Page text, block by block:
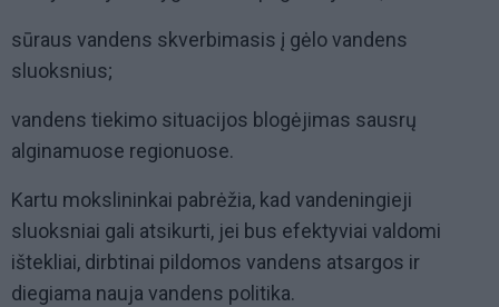
sūraus vandens skverbimasis į gėlo vandens
sluoksnius;
vandens tiekimo situacijos blogėjimas sausrų
alginamuose regionuose.
Kartu mokslininkai pabrėžia, kad vandeningieji
sluoksniai gali atsikurti, jei bus efektyviai valdomi
ištekliai, dirbtinai pildomos vandens atsargos ir
diegiama nauja vandens politika.